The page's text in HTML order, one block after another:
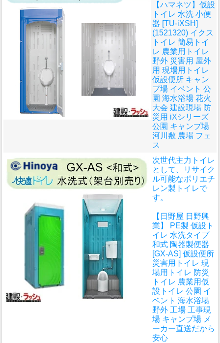
【ハマネツ】仮設
トイレ 水洗 小便
器 [TU-iXSH]
(1521320) イクス
トイレ 簡易トイ
レ 農業用トイレ
野外 災害用 屋外
用 現場用トイレ
仮設便所 キャン
プ場 イベント 公
園 海水浴場 花火
大会 建設現場 防
災用 iXシリーズ
公園 キャンプ場
河川敷 農場 フェ
ス
次世代主力トイレ
として、リサイク
ル可能なポリエチ
レン製トイレで
す。
【日野屋 日野興
業】 PE製 仮設ト
イレ 水洗タイプ
和式 陶器製便器
[GX-AS] 仮設便所
災害用トイレ 現
場用トイレ 防災
トイレ 農業用仮
設トイレ 公園 イ
ベント 海水浴場
野外 工場 工事現
場 キャンプ場 メ
ーカー直送だから
安心